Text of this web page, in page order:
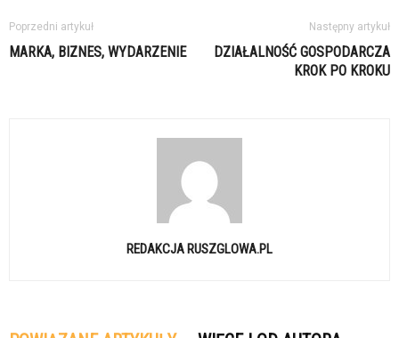
Poprzedni artykuł
MARKA, BIZNES, WYDARZENIE
Następny artykuł
DZIAŁALNOŚĆ GOSPODARCZA
KROK PO KROKU
REDAKCJA RUSZGLOWA.PL